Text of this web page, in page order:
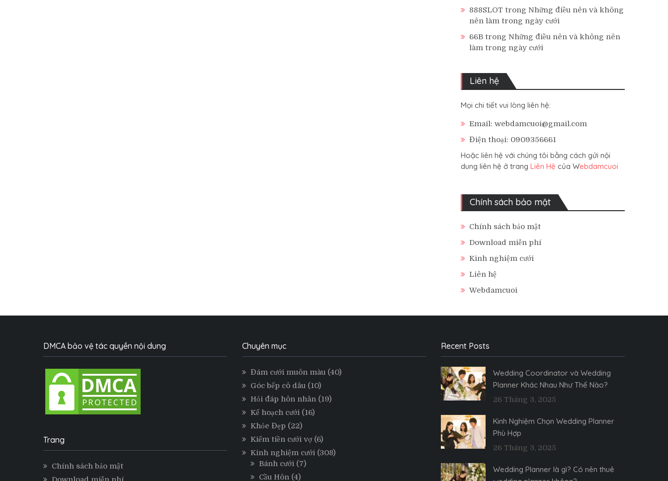
888SLOT trong Những điều nên và không
nên làm trong ngày cưới
66B trong Những điều nên và không nên
làm trong ngày cưới
Liên hệ
Mọi chi tiết vui lòng liên hệ:
Email: webdamcuoi@gmail.com
Điện thoại: 0909356661
Hoặc liên hệ với chúng tôi bằng cách gửi nội
dung liên hệ ở trang Liên Hệ của Webdamcuoi
Chính sách bảo mật
Chính sách bảo mật
Download miễn phí
Kinh nghiệm cưới
Liên hệ
Webdamcuoi
DMCA bảo vệ tác quyền nội dung
Trang
Chính sách bảo mật
Chuyên mục
Đám cưới muôn màu(40)
Góc bếp cô dâu(10)
Hỏi đáp hôn nhân(19)
Kế hoạch cưới(16)
Khỏe Đẹp (22)
Kiếm tiền cưới vợ(6)
Kinh nghiệm cưới(308)
Bánh cưới(7)
Cầu Hôn(4)
Recent Posts
Wedding Coordinator và Wedding
Planner Khác Nhau Như Thế Nào?
26 Tháng 3, 2025
Kinh Nghiệm Chọn Wedding Planner
Phù Hợp
26 Tháng 3, 2025
Wedding Planner là gì? Có nên thuê